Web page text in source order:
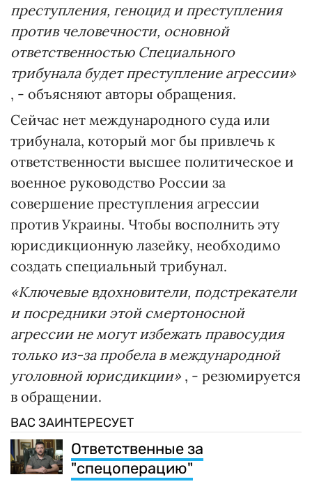
преступления, геноцид и преступления
против человечности, основной
ответственностью Специального
трибунала будет преступление агрессии»
, - объясняют авторы обращения.
Сейчас нет международного суда или
трибунала, который мог бы привлечь к
ответственности высшее политическое и
военное руководство России за
совершение преступления агрессии
против Украины. Чтобы восполнить эту
юрисдикционную лазейку, необходимо
создать специальный трибунал.
«Ключевые вдохновители, подстрекатели
и посредники этой смертоносной
агрессии не могут избежать правосудия
только из-за пробела в международной
уголовной юрисдикции», - резюмируется
в обращении.
ВАС ЗАИНТЕРЕСУЕТ
Ответственные за
"спецоперацию"